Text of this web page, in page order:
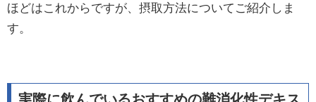
ほどはこれからですが、摂取方法についてご紹介しま
す。